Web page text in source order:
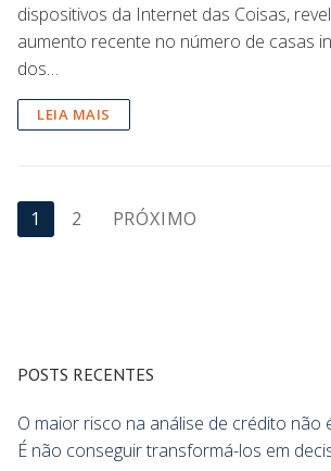
dispositivos da Internet das Coisas,
aumento recente no número de casas
dos…
LEIA MAIS
1 2 PRÓXIMO
POSTS RECENTES
O maior risco na análise de crédito não
É não conseguir transformá-los em